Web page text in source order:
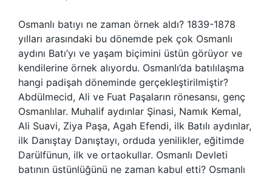
Osmanlı batıyı ne zaman örnek aldı? 1839-1878
yılları arasındaki bu dönemde pek çok Osmanlı
aydını Batı’yı ve yaşam biçimini üstün görüyor ve
kendilerine örnek alıyordu. Osmanlı’da batılılaşma
hangi padişah döneminde gerçekleştirilmiştir?
Abdülmecid, Ali ve Fuat Paşaların rönesansı, genç
Osmanlılar. Muhalif aydınlar Şinasi, Namık Kemal,
Ali Suavi, Ziya Paşa, Agah Efendi, ilk Batılı aydınlar,
ilk Danıştay Danıştayı, orduda yenilikler, eğitimde
Darülfünun, ilk ve ortaokullar. Osmanlı Devleti
batının üstünlüğünü ne zaman kabul etti? Osmanlı